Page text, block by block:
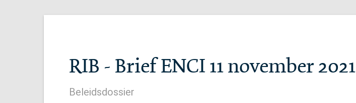
RIB - Brief ENCI 11 november 2021
Beleidsdossier